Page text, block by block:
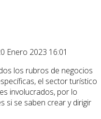
Enero 2023 16:01
los rubros de negocios
el sector turístico
involucrados, por lo
si se saben crear y dirigir